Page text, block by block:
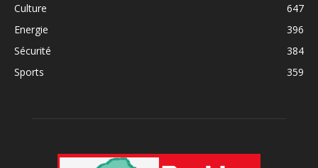
Culture
647
Energie
396
Sécurité
384
Sports
359